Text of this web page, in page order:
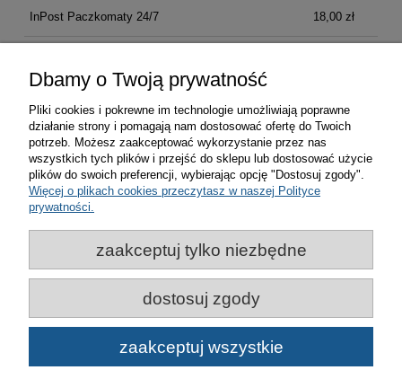
InPost Paczkomaty 24/7 18,00 zł
Zakupy
Pomoc
Moje konto
Informacje
© Miasto Bydgoszcz | Bydgoskie Centrum Informacji 2021-
2026
Dbamy o Twoją prywatność
Pliki cookies i pokrewne im technologie umożliwiają poprawne
działanie strony i pomagają nam dostosować ofertę do Twoich
potrzeb. Możesz zaakceptować wykorzystanie przez nas
wszystkich tych plików i przejść do sklepu lub dostosować użycie
plików do swoich preferencji, wybierając opcję "Dostosuj zgody".
Więcej o plikach cookies przeczytasz w naszej Polityce
prywatności.
zaakceptuj tylko niezbędne
dostosuj zgody
zaakceptuj wszystkie